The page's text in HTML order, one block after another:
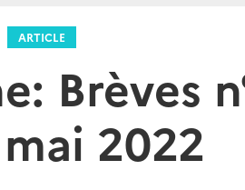
ARTICLE
Brèves
2022